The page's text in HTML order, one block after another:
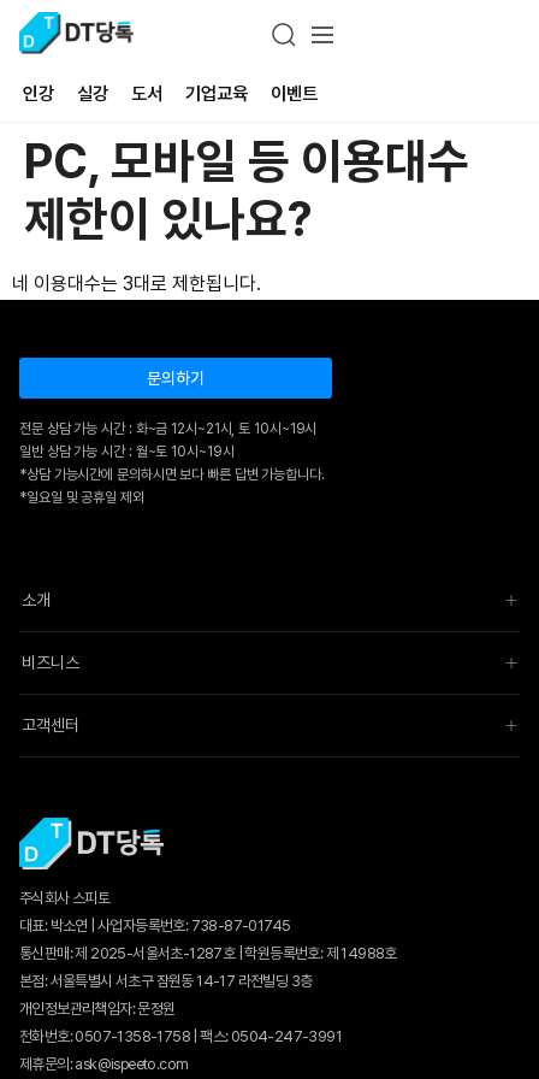
인강 실강 도서 기업교육 이벤트
PC, 모바일 등 이용대수
제한이 있나요?
네 이용대수는 3대로 제한됩니다.
문의하기
전문 상담 가능 시간 : 화~금 12시~21시, 토 10시~19시
일반 상담 가능 시간 : 월~토 10시~19시
*상담 가능시간에 문의하시면 보다 빠른 답변 가능합니다.
*일요일 및 공휴일 제외
소개
비즈니스
고객센터
주식회사 스피토
대표: 박소연 | 사업자등록번호: 738-87-01745
통신판매:제 2025-서울서초-1287호| 학원등록번호: 제 14988호
본점: 서울특별시 서초구 잠원동 14-17 라전빌딩 3층
개인정보관리책임자: 문정원
전화번호: 0507-1358-1758 | 팩스: 0504-247-3991
제휴문의: ask@ispeeto.com